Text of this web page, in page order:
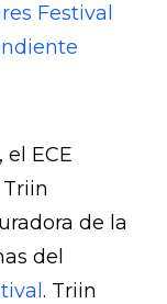
Festival
el ECE
de la
del
. Triin